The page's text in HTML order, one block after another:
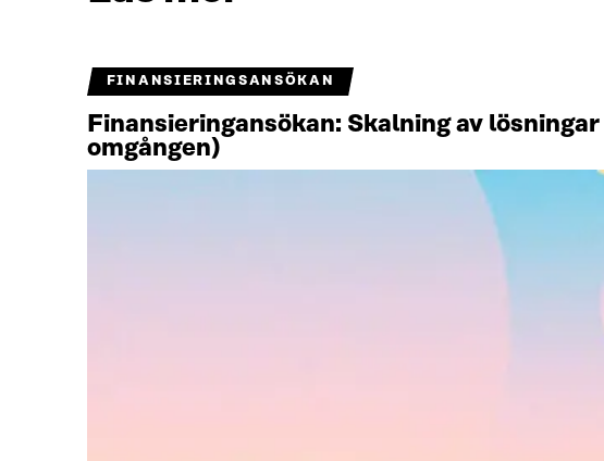
FINANSIERINGSANSÖKAN
Finansieringansökan: Skalning av
omgången)